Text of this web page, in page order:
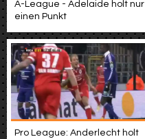
A-League - Adelaide holt nur
einen Punkt
Pro League: Anderlecht holt